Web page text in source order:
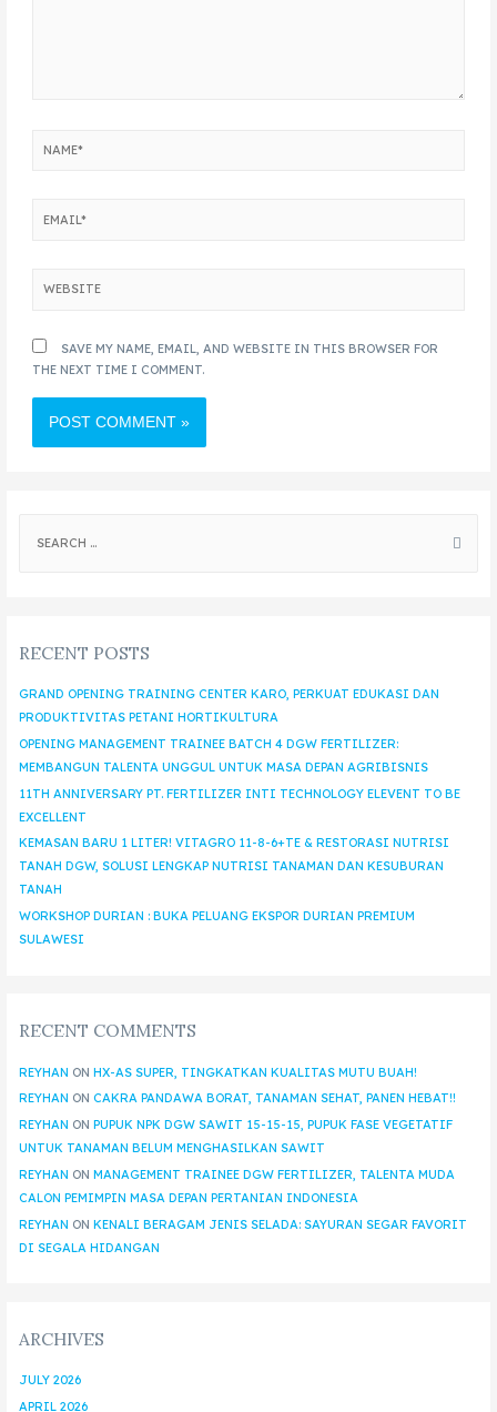
SAVE MY NAME, EMAIL, AND WEBSITE IN THIS BROWSER FOR
THE NEXT TIME I COMMENT.
RECENT POSTS
GRAND OPENING TRAINING CENTER KARO, PERKUAT EDUKASI DAN
PRODUKTIVITAS PETANI HORTIKULTURA
OPENING MANAGEMENT TRAINEE BATCH 4 DGW FERTILIZER:
MEMBANGUN TALENTA UNGGUL UNTUK MASA DEPAN AGRIBISNIS
11TH ANNIVERSARY PT. FERTILIZER INTI TECHNOLOGY ELEVENT TO BE
EXCELLENT
KEMASAN BARU 1 LITER! VITAGRO 11-8-6+TE & RESTORASI NUTRISI
TANAH DGW, SOLUSI LENGKAP NUTRISI TANAMAN DAN KESUBURAN
TANAH
WORKSHOP DURIAN : BUKA PELUANG EKSPOR DURIAN PREMIUM
SULAWESI
RECENT COMMENTS
REYHAN ON HX-AS SUPER, TINGKATKAN KUALITAS MUTU BUAH!
REYHAN ON CAKRA PANDAWA BORAT, TANAMAN SEHAT, PANEN HEBAT!!
REYHAN ON PUPUK NPK DGW SAWIT 15-15-15, PUPUK FASE VEGETATIF
UNTUK TANAMAN BELUM MENGHASILKAN SAWIT
REYHAN ON MANAGEMENT TRAINEE DGW FERTILIZER, TALENTA MUDA
CALON PEMIMPIN MASA DEPAN PERTANIAN INDONESIA
REYHAN ON KENALI BERAGAM JENIS SELADA: SAYURAN SEGAR FAVORIT
DI SEGALA HIDANGAN
ARCHIVES
JULY 2026
APRIL 2026